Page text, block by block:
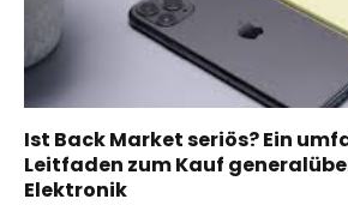
Ist Back Market seriös? Ein
Leitfaden zum Kauf
Elektronik